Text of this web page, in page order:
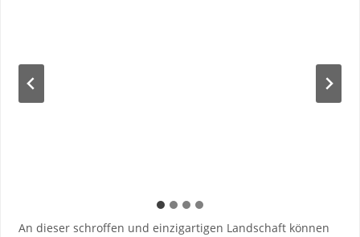
An dieser schroffen und einzigartigen Landschaft können